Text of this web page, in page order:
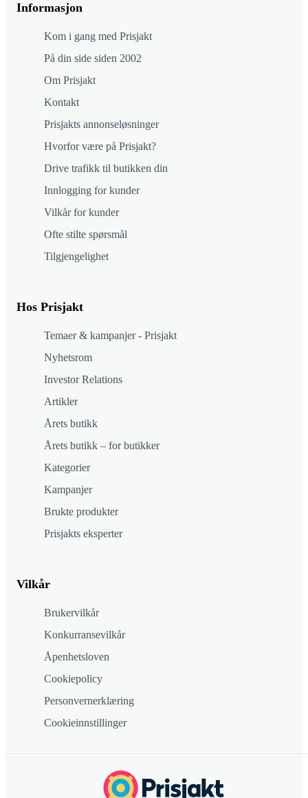
Informasjon
Kom i gang med Prisjakt
På din side siden 2002
Om Prisjakt
Kontakt
Prisjakts annonseløsninger
Hvorfor være på Prisjakt?
Drive trafikk til butikken din
Innlogging for kunder
Vilkår for kunder
Ofte stilte spørsmål
Tilgjengelighet
Hos Prisjakt
Temaer & kampanjer - Prisjakt
Nyhetsrom
Investor Relations
Artikler
Årets butikk
Årets butikk – for butikker
Kategorier
Kampanjer
Brukte produkter
Prisjakts eksperter
Vilkår
Brukervilkår
Konkurransevilkår
Åpenhetsloven
Cookiepolicy
Personvernerklæring
Cookieinnstillinger